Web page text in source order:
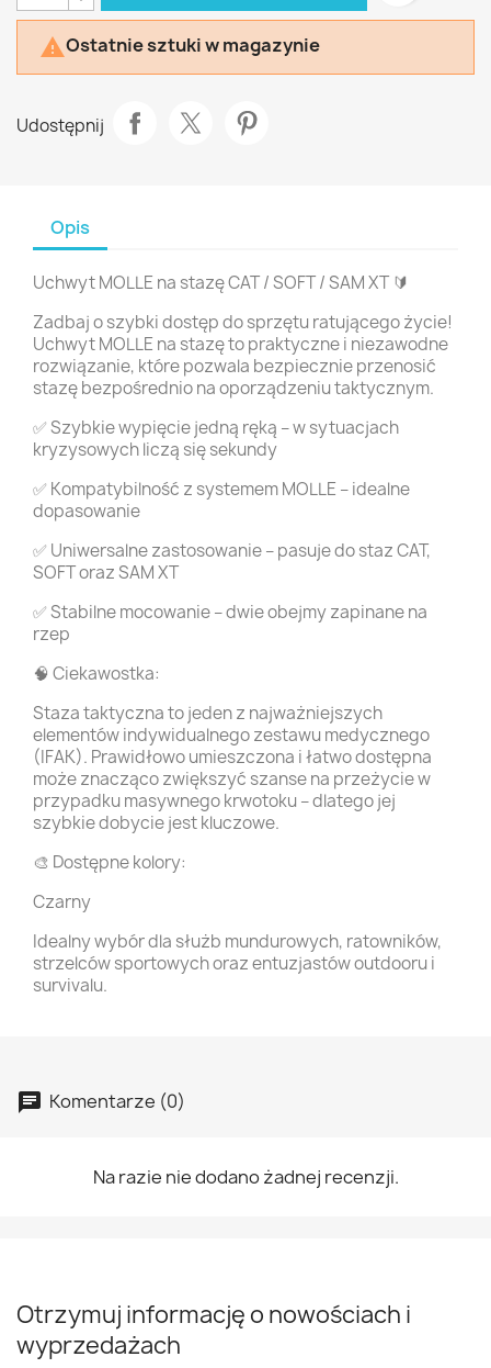
Ostatnie sztuki w magazynie
Udostępnij
Opis
Uchwyt MOLLE na stazę CAT / SOFT / SAM XT 🔰
Zadbaj o szybki dostęp do sprzętu ratującego życie!
Uchwyt MOLLE na stazę to praktyczne i niezawodne
rozwiązanie, które pozwala bezpiecznie przenosić
stazę bezpośrednio na oporządzeniu taktycznym.
✅ Szybkie wypięcie jedną ręką – w sytuacjach
kryzysowych liczą się sekundy
✅ Kompatybilność z systemem MOLLE – idealne
dopasowanie
✅ Uniwersalne zastosowanie – pasuje do staz CAT,
SOFT oraz SAM XT
✅ Stabilne mocowanie – dwie obejmy zapinane na
rzep
🧠 Ciekawostka:
Staza taktyczna to jeden z najważniejszych
elementów indywidualnego zestawu medycznego
(IFAK). Prawidłowo umieszczona i łatwo dostępna
może znacząco zwiększyć szanse na przeżycie w
przypadku masywnego krwotoku – dlatego jej
szybkie dobycie jest kluczowe.
🎨 Dostępne kolory:
Czarny
Idealny wybór dla służb mundurowych, ratowników,
strzelców sportowych oraz entuzjastów outdooru i
survivalu.
Komentarze (0)
Na razie nie dodano żadnej recenzji.
Otrzymuj informację o nowościach i
wyprzedażach